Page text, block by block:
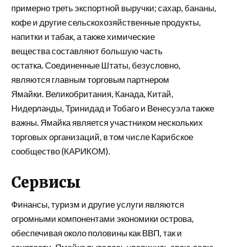
примерно треть экспортной выручки; сахар, бананы,
кофе и другие сельскохозяйственные продукты,
напитки и табак, а также химические
веществасоставляютбольшую часть
остатка. Соединенные Штаты, безусловно,
являются главным торговым партнером
Ямайки. Великобритания, Канада, Китай,
Нидерланды,Тринидад и Тобагои Венесуэлатакже
важны. Ямайка является участником нескольких
торговых организаций, в том числеКарибское
сообщество(КАРИКОМ).
Сервисы
Финансы, туризм и другие услуги являются
огромными компонентами экономики острова,
обеспечивая около половины как ВВП, так и